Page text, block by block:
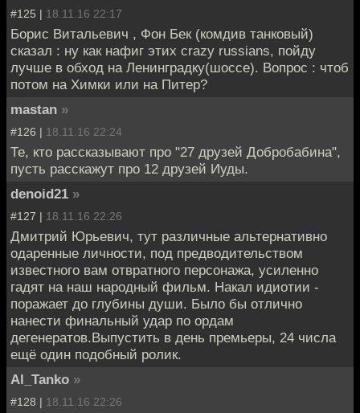
#125 | 18.11.16 22:17
Борис Витальевич , Фон Бек (комдив танковый)
сказал : ну как нафиг этих crazy russians, пойду
лучше в обход на Ленинградку(шоссе). Вопрос : чтоб
потом на Химки или на Питер?
mastan »
#126 | 18.11.16 22:24
Те, кто рассказывают про "27 друзей Добробабина",
пусть расскажут про 12 друзей Иуды.
denoid21 »
#127 | 18.11.16 22:26
Дмитрий Юрьевич, тут различные альтернативно
одаренные личности, под предводительством
известного вам отвратного персонажа, усиленно
гадят на наш народный фильм. Накал идиотии -
поражает до глубины души. Было бы отлично
нанести финальный удар по ордам
дегенератов.Выпустить в день премьеры, 24 числа
ещё один подобный ролик.
Al_Tanko »
#128 | 18.11.16 22:26